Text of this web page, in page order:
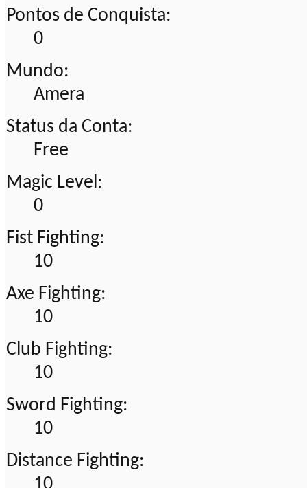
Pontos de Conquista:
0
Mundo:
Amera
Status da Conta:
Free
Magic Level:
0
Fist Fighting:
10
Axe Fighting:
10
Club Fighting:
10
Sword Fighting:
10
Distance Fighting: